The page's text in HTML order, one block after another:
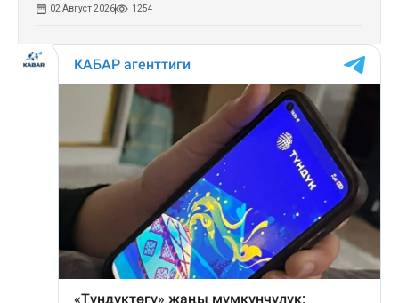
02 Август 2026 1254